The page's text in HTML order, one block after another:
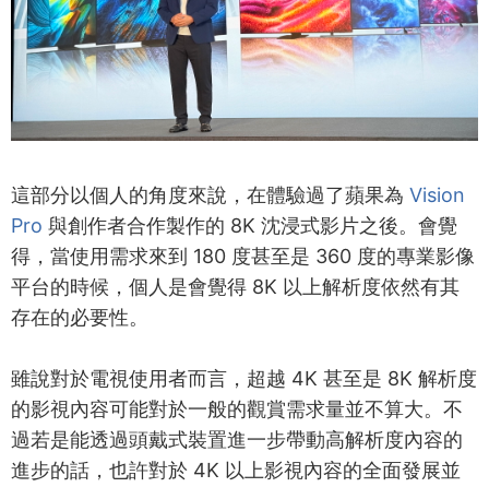
這部分以個人的角度來說，在體驗過了蘋果為 Vision
Pro 與創作者合作製作的 8K 沈浸式影片之後。會覺
得，當使用需求來到 180 度甚至是 360 度的專業影像
平台的時候，個人是會覺得 8K 以上解析度依然有其
存在的必要性。
雖說對於電視使用者而言，超越 4K 甚至是 8K 解析度
的影視內容可能對於一般的觀賞需求量並不算大。不
過若是能透過頭戴式裝置進一步帶動高解析度內容的
進步的話，也許對於 4K 以上影視內容的全面發展並